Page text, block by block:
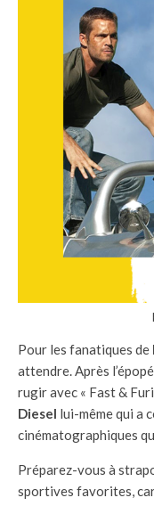
Pour les fanatiques de
attendre. Après
rugir avec « Fast &
Diesel lui-même qui a
cinématographiques
Préparez-vous à
sportives favorites,